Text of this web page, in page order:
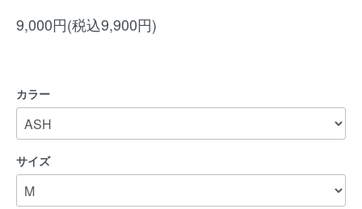
9,000円(税込9,900円)
カラー
サイズ